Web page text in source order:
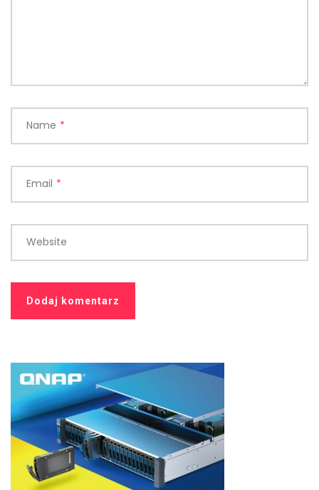
Name *
Email *
Website